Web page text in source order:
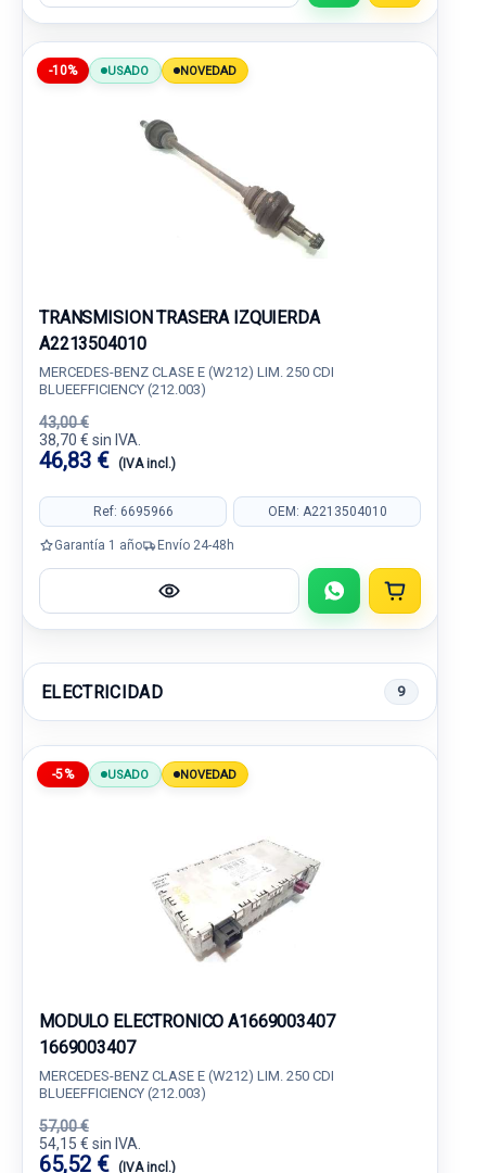
-10% USADO NOVEDAD
TRANSMISION TRASERA IZQUIERDA
A2213504010
MERCEDES-BENZ CLASE E (W212) LIM. 250 CDI
BLUEEFFICIENCY (212.003)
43,00 €
38,70 € sin IVA.
46,83 € (IVA incl.)
Ref: 6695966 OEM: A2213504010
Garantía 1 año Envío 24-48h
ELECTRICIDAD 9
-5% USADO NOVEDAD
MODULO ELECTRONICO A1669003407
1669003407
MERCEDES-BENZ CLASE E (W212) LIM. 250 CDI
BLUEEFFICIENCY (212.003)
57,00 €
54,15 € sin IVA.
65,52 € (IVA incl.)